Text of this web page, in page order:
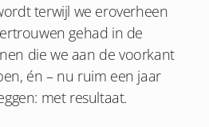
terwijl we eroverheen
gehad in de
die we aan de voorkant
én – nu ruim een jaar
met resultaat.